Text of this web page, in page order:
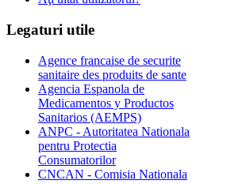
Legaturi utile
Agence francaise de securite
sanitaire des produits de sante
Agencia Espanola de
Medicamentos y Productos
Sanitarios (AEMPS)
ANPC - Autoritatea Nationala
pentru Protectia
Consumatorilor
CNCAN - Comisia Nationala